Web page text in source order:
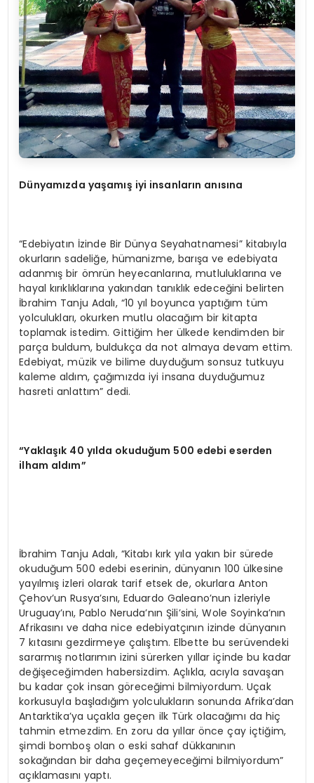
Dünyamızda yaşamış iyi insanların anısına
“Edebiyatın İzinde Bir Dünya Seyahatnamesi” kitabıyla
okurların sadeliğe, hümanizme, barışa ve edebiyata
adanmış bir ömrün heyecanlarına, mutluluklarına ve
hayal kırıklıklarına yakından tanıklık edeceğini belirten
İbrahim Tanju Adalı, “10 yıl boyunca yaptığım tüm
yolculukları, okurken mutlu olacağım bir kitapta
toplamak istedim. Gittiğim her ülkede kendimden bir
parça buldum, buldukça da not almaya devam ettim.
Edebiyat, müzik ve bilime duyduğum sonsuz tutkuyu
kaleme aldım, çağımızda iyi insana duyduğumuz
hasreti anlattım” dedi.
“Yaklaşık 40 yılda okuduğum 500 edebi eserden
ilham aldım”
İbrahim Tanju Adalı, “Kitabı kırk yıla yakın bir sürede
okuduğum 500 edebi eserinin, dünyanın 100 ülkesine
yayılmış izleri olarak tarif etsek de, okurlara Anton
Çehov’un Rusya’sını, Eduardo Galeano’nun izleriyle
Uruguay’ını, Pablo Neruda’nın Şili’sini, Wole Soyinka’nın
Afrikasını ve daha nice edebiyatçının izinde dünyanın
7 kıtasını gezdirmeye çalıştım. Elbette bu serüvendeki
sararmış notlarımın izini sürerken yıllar içinde bu kadar
değişeceğimden habersizdim. Açlıkla, acıyla savaşan
bu kadar çok insan göreceğimi bilmiyordum. Uçak
korkusuyla başladığım yolculukların sonunda Afrika’dan
Antarktika’ya uçakla geçen ilk Türk olacağımı da hiç
tahmin etmezdim. En zoru da yıllar önce çay içtiğim,
şimdi bomboş olan o eski sahaf dükkanının
sokağından bir daha geçemeyeceğimi bilmiyordum”
açıklamasını yaptı.